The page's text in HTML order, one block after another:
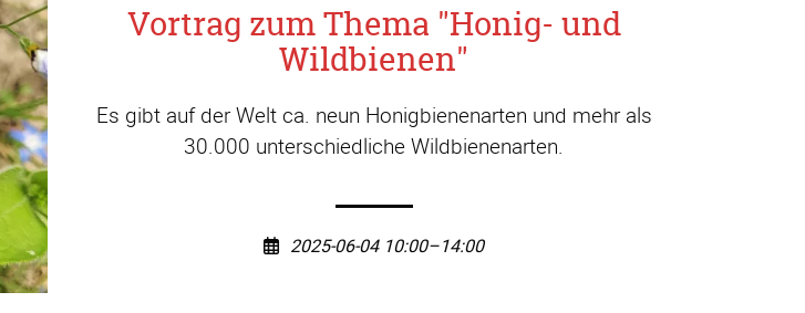
Vortrag zum Thema "Honig- und
Wildbienen"
Es gibt auf der Welt ca. neun Honigbienenarten und mehr als
30.000 unterschiedliche Wildbienenarten.
2025-06-04 10:00–14:00